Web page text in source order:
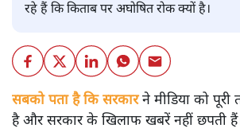
रहे हैं कि किताब पर अघोषित रोक क्यों है।
सबको पता है कि सरकारने मीडिया को पूरी
है और सरकार के खिलाफ खबरें नहीं छपती